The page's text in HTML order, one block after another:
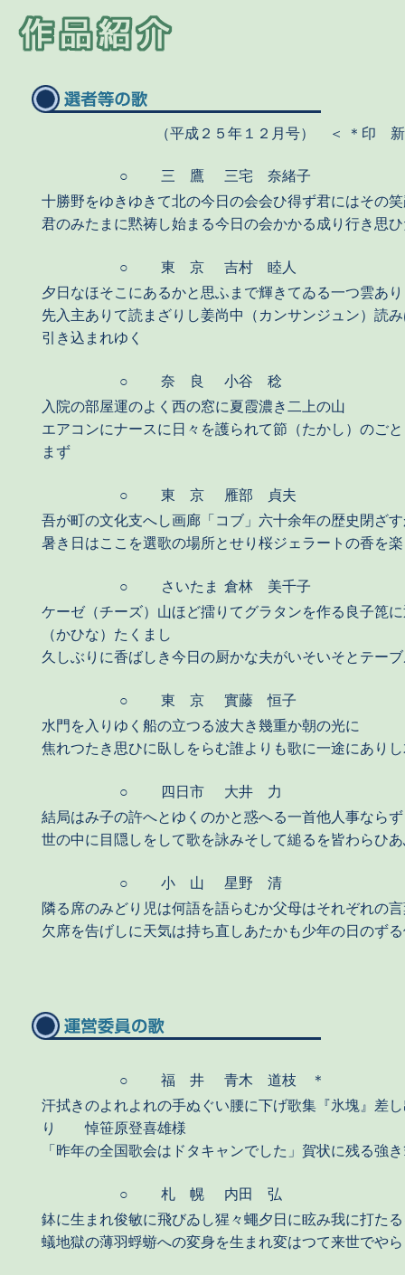
（平成２５年１２月号） ＜ ＊印
○ 三 鷹
三宅 奈緒子
十勝野をゆきゆきて北の今日の会会ひ得ず君にはその
君のみたまに黙祷し始まる今日の会かかる成り行き思
○ 東 京
吉村 睦人
夕日なほそこにあるかと思ふまで輝きてゐる一つ雲あり
先入主ありて読まざりし姜尚中（カンサンジュン）読
引き込まれゆく
○ 奈 良
小谷 稔
入院の部屋運のよく西の窓に夏霞濃き二上の山
エアコンにナースに日々を護られて節（たかし）のご
まず
○ 東 京
雁部 貞夫
吾が町の文化支へし画廊「コブ」六十余年の歴史閉ざ
暑き日はここを選歌の場所とせり桜ジェラートの香を
○ さいたま 倉林 美千子
ケーゼ（チーズ）山ほど擂りてグラタンを作る良子箆
（かひな）たくまし
久しぶりに香ばしき今日の厨かな夫がいそいそとテー
○ 東 京
實藤 恒子
水門を入りゆく船の立つる波大き幾重か朝の光に
焦れつたき思ひに臥しをらむ誰よりも歌に一途にあり
○ 四日市
大井 力
結局はみ子の許へとゆくのかと惑へる一首他人事ならず
世の中に目隠しをして歌を詠みそして縋るを皆わらひ
○ 小 山
星野 清
隣る席のみどり児は何語を語らむか父母はそれぞれの
欠席を告げしに天気は持ち直しあたかも少年の日のず
○ 福 井
青木 道枝 ＊
汗拭きのよれよれの手ぬぐい腰に下げ歌集『氷塊』差
り 悼笹原登喜雄様
「昨年の全国歌会はドタキャンでした」賀状に残る強
○ 札 幌
内田 弘
鉢に生まれ俊敏に飛びゐし猩々蠅夕日に眩み我に打た
蟻地獄の薄羽蜉蝣への変身を生まれ変はつて来世でや